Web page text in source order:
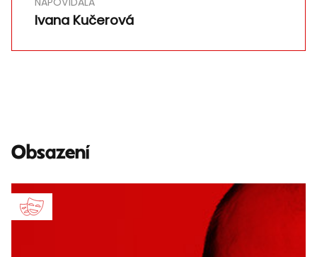
Ivana Kučerová
Obsazení